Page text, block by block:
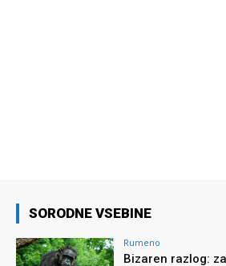
SORODNE VSEBINE
Rumeno
Bizaren razlog: